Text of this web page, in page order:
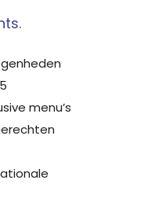
menu’s